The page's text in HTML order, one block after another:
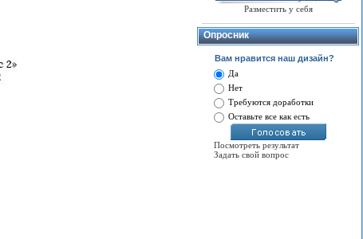
Разместить у себя
Опросник
Вам нравится наш дизайн?
Да
Нет
Требуются доработки
Оставьте все как есть
Посмотреть результат
Задать свой вопрос